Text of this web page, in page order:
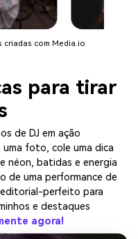
criadas com Media.io
para tirar
de DJ em ação
foto, cole uma dica
néon, batidas e energia
de uma performance de
perfeito para
e destaques
agora!